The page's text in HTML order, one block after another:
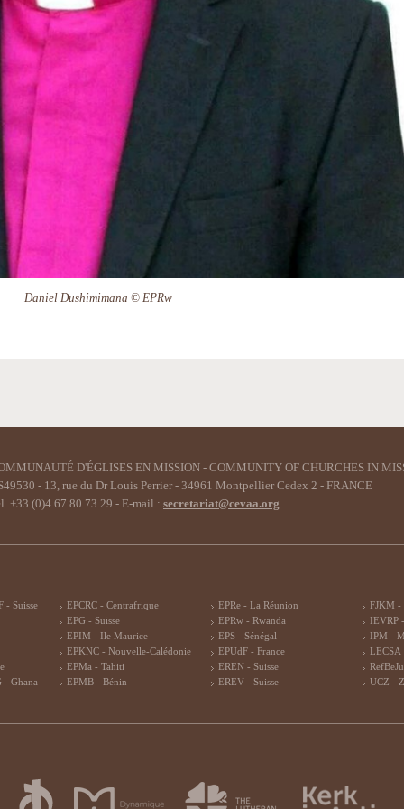
Daniel Dushimimana © EPRw
D'ÉGLISES EN MISSION - COMMUNITY OF CHURCHES IN
- 13, rue du Dr Louis Perrier - 34961 Montpellier Cedex 2 - FRANCE
+33 (0)4 67 80 73 29 - E-mail : secretariat@cevaa.org
- Suisse
- Ghana
EPCRC - Centrafrique
EPG - Suisse
EPIM - Ile Maurice
EPKNC - Nouvelle-Calédonie
EPMa - Tahiti
EPMB - Bénin
EPRe - La Réunion
EPRw - Rwanda
EPS - Sénégal
EPUdF - France
EREN - Suisse
EREV - Suisse
FJKM -
IEVRP
IPM -
LECSA
UCZ -